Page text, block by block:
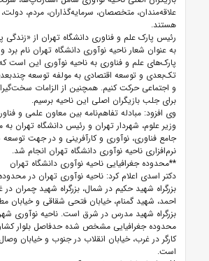
علاقه‌مندان، متخصصان، سرمایه‌گذاران، مردم،
هستند.
رئیس پارک علم و فناوری دانشگاه تهران از «زندگی
به عنوان شعار ناحیه نوآوری دانشگاه تهران نام
پارک‌های علم و فناوری به ناحیه نوآوری این است
تک‌بعدی و توسعه اقتصادی به مولفه توسعه
و اجتماعی حرکت کنیم. همچنین از الزامات
برای جلب بازیگران اصلی این ناحیه برسیم.
وی افزود: مبادله تفاهم‌نامه بین معاون علمی و
وزیر علوم، شهردار تهران و رئیس دانشگاه تهران به
جامع فناوری، نوآوری و کارآفرینی و در جهت
نرم‌افزاری ناحیه نوآوری دانشگاه تهران انجام شد.
**محدوده جغرافیایی ناحیه نوآوری دانشگاه تهران
دکتر اسدی اعلام کرد: ناحیه نوآوری تهران در
بزرگراه شهید حکیم در شمال، بزرگراه شهید چمران در
احمد، شهید گمنام، خیابان فتحی شقاقی و خیابان
بزرگراه شهید مدرس در شرق است. ناحیه نوآوری
محدوده جغرافیایی مشخص شده حدفاصل بلوار
کارگر در غرب، خیابان انقلاب در جنوب و خیابان
است.